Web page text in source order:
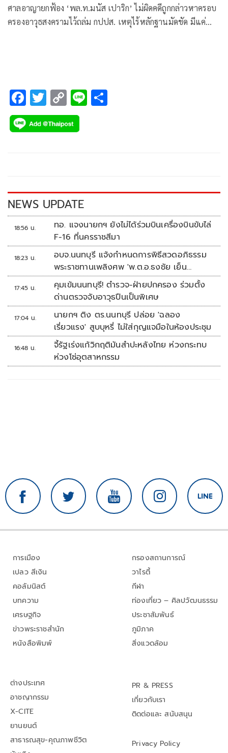
ศาลอาญายกฟ้อง ‘พล.ท.มนัส เปาริก’ ไม่ผิดคดีถูกกล่าวหาครอบ
ครองอาวุธสงครามไว้ถล่ม กปปส. เหตุไร้หลักฐานมัดชัด มีแค่คำ
F
ac
e
k
T
wi
tt
C
o
p
k
Li
NEWS UPDATE
18:56 น.
ทอ. แจงนายกฯ ยังไม่ได้ร่วมบินเครื่องบินขับไล่
F-16 ที่นครราชสีมา
18:23 น.
อบจ.นนทบุรี แจ้งกำหนดการพิธีสวดอภิธรรม
พระราชทานเพลิงศพ 'พ.ต.อ.ธงชัย เย็น
ประเสริฐ'
17:45 น.
คุมเข้มนนทบุรี! ตำรวจ-ฝ่ายปกครอง ร่วมตั้ง
ด่านตรวจจับอาวุธปืนเป็นพิเศษ
17:04 น.
นายกฯ ติง ตร.นนทบุรี ปล่อย 'ฉลอง
เรี่ยวแรง' สูบบุหรี่ ไม่ใส่กุญแจมือในห้องประชุม
16:48 น.
จี้รัฐเร่งแก้วิกฤติมันสำปะหลังไทย ห่วงกระทบ
ห่วงโซ่อุตสาหกรรม
การเมือง
เปลว สีเงิน
คอลัมนิสต์
บทความ
เศรษฐกิจ
ข่าวพระราชสำนัก
หนังสือพิมพ์
กรองสถานการณ์
วาไรตี้
กีฬา
ท่องเที่ยว – ศิลปวัฒนธรรม
ประชาสัมพันธ์
ภูมิภาค
สิ่งแวดล้อม
ต่างประเทศ
อาชญากรรม
X-CITE
ยานยนต์
สาธารณสุข-คุณภาพชีวิต
PR & PRESS
เกี่ยวกับเรา
ติดต่อและ สนับสนุน
Privacy Policy